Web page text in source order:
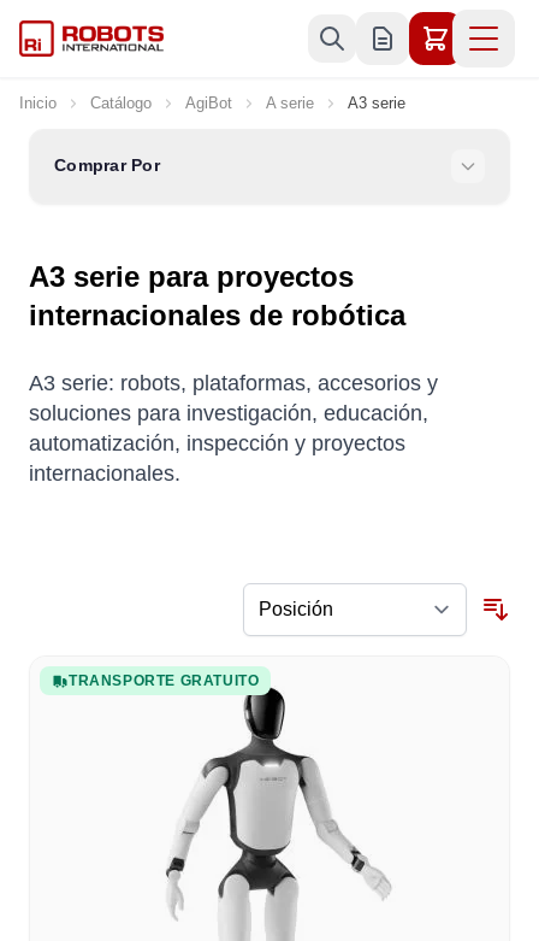
Inicio Catálogo AgiBot A serie A3 serie
Comprar Por
A3 serie para proyectos
internacionales de robótica
A3 serie: robots, plataformas, accesorios y
soluciones para investigación, educación,
automatización, inspección y proyectos
internacionales.
TRANSPORTE GRATUITO